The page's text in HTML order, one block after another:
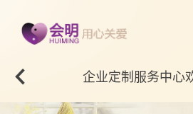
企业定制服务中心